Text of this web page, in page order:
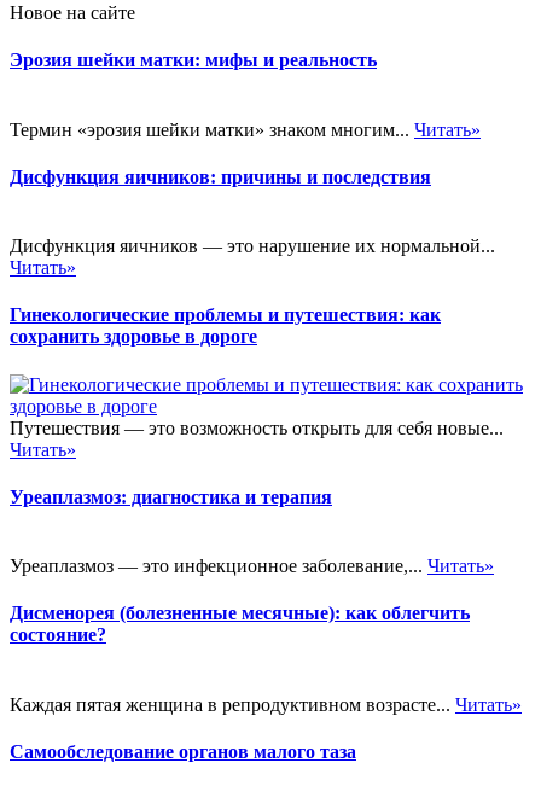
Новое на сайте
Эрозия шейки матки: мифы и реальность
Термин «эрозия шейки матки» знаком многим... Читать»
Дисфункция яичников: причины и последствия
Дисфункция яичников — это нарушение их нормальной...
Читать»
Гинекологические проблемы и путешествия: как
сохранить здоровье в дороге
Путешествия — это возможность открыть для себя новые...
Читать»
Уреаплазмоз: диагностика и терапия
Уреаплазмоз — это инфекционное заболевание,... Читать»
Дисменорея (болезненные месячные): как облегчить
состояние?
Каждая пятая женщина в репродуктивном возрасте... Читать»
Самообследование органов малого таза